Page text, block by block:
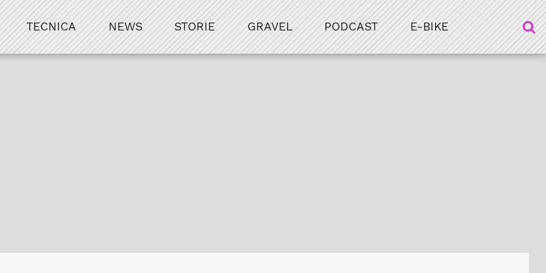
TECNICA NEWS STORIE GRAVEL PODCAST E-BIKE